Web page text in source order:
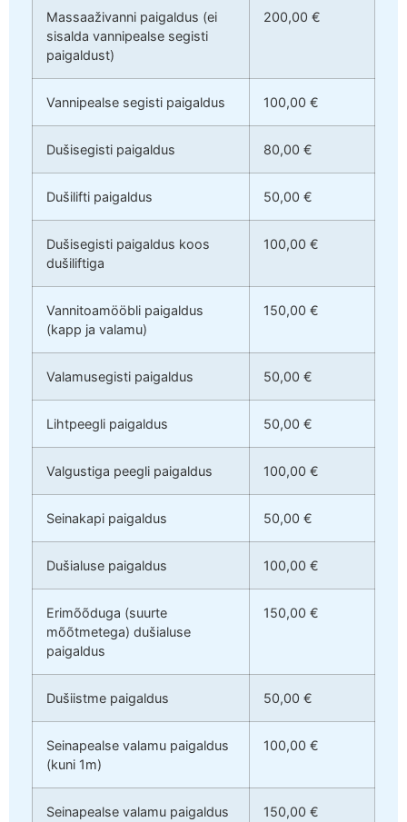
Massaaživanni paigaldus (ei
sisalda vannipealse segisti
paigaldust)
200,00 €
Vannipealse segisti paigaldus 100,00 €
Dušisegisti paigaldus 80,00 €
Dušilifti paigaldus 50,00 €
Dušisegisti paigaldus koos
dušiliftiga
100,00 €
Vannitoamööbli paigaldus
(kapp ja valamu)
150,00 €
Valamusegisti paigaldus 50,00 €
Lihtpeegli paigaldus 50,00 €
Valgustiga peegli paigaldus 100,00 €
Seinakapi paigaldus 50,00 €
Dušialuse paigaldus 100,00 €
Erimõõduga (suurte
mõõtmetega) dušialuse
paigaldus
150,00 €
Dušiistme paigaldus 50,00 €
Seinapealse valamu paigaldus
(kuni 1m)
100,00 €
Seinapealse valamu paigaldus
150,00 €